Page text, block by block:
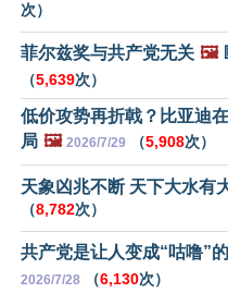
次）
菲尔兹奖与共产党无关 🖼️
（5,639次）
低价攻势再折戟？比亚迪
局 🖼️ 2026/7/29 （5,908次）
天象凶兆不断 天下大水有
（8,782次）
共产党是让人变成“咕噜”
2026/7/28 （6,130次）